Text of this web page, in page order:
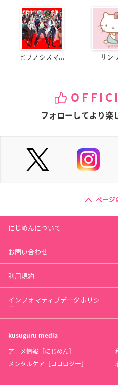
ヒプノシスマ... サン
フォローしてより楽
ページ
にじめんについて
お問い合わせ
利用規約
インフォマティブデータポリシ
ー
kusuguru media
アニメ情報［にじめん］
メンタルケア［ココロジー］